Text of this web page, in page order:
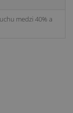
medzi 40% a